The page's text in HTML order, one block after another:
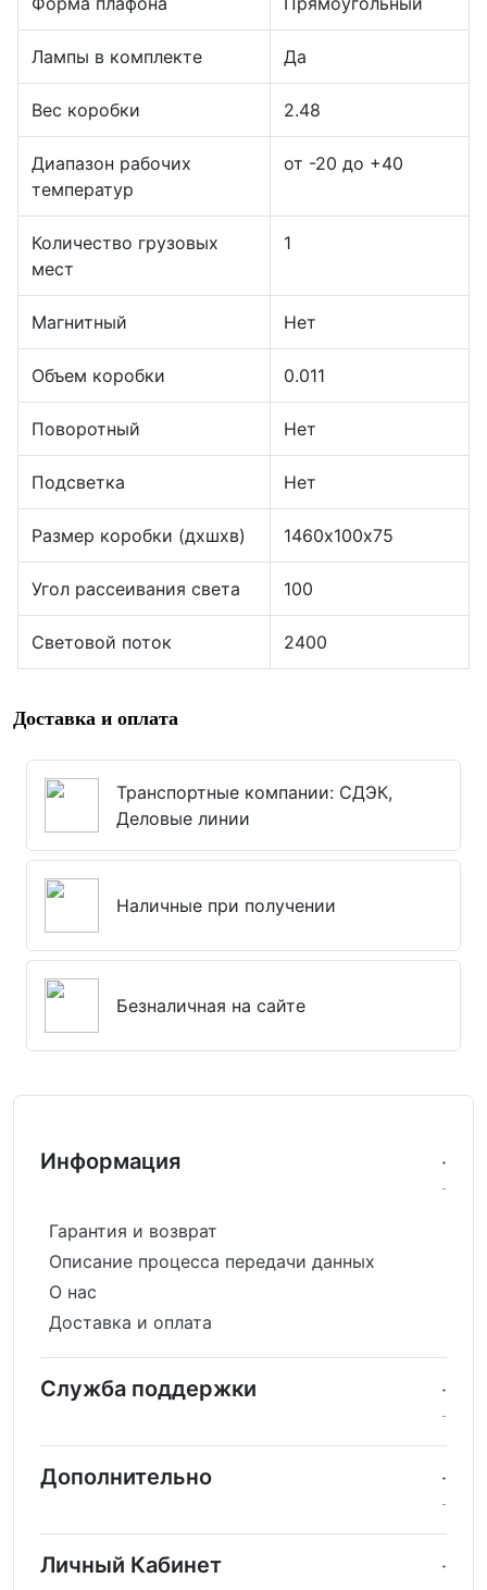
Лампы в комплекте Да
Вес коробки 2.48
Диапазон рабочих
температур
от -20 до +40
Количество грузовых
мест
1
Магнитный Нет
Объем коробки 0.011
Поворотный Нет
Подсветка Нет
Размер коробки (дхшхв) 1460х100х75
Угол рассеивания света 100
Световой поток 2400
Доставка и оплата
Транспортные компании: СДЭК,
Деловые линии
Наличные при получении
Безналичная на сайте
Информация
Гарантия и возврат
Описание процесса передачи данных
О нас
Доставка и оплата
Служба поддержки
Дополнительно
Личный Кабинет